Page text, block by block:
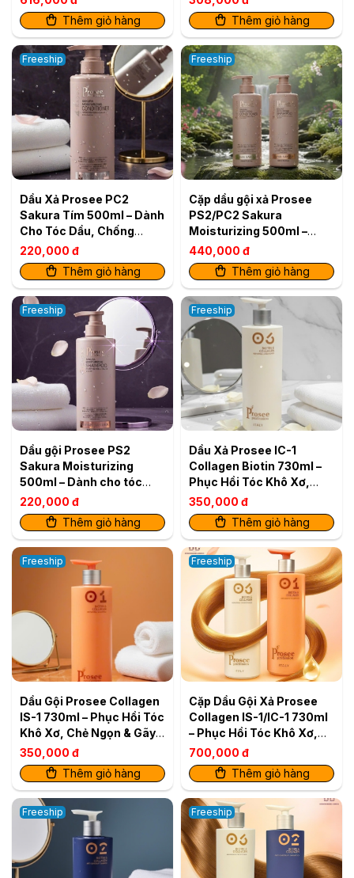
Thêm giỏ hàng
Thêm giỏ hàng
Freeship
Dầu Xả Prosee PC2
Sakura Tím 500ml – Dành
Cho Tóc Dầu, Chống
Rụng Tóc
220,000 đ
Thêm giỏ hàng
Freeship
Cặp dầu gội xả Prosee
PS2/PC2 Sakura
Moisturizing 500ml –
Dành cho tóc dầu, ngăn
rụng & dưỡng ẩm
440,000 đ
Thêm giỏ hàng
Freeship
Dầu gội Prosee PS2
Sakura Moisturizing
500ml – Dành cho tóc
dầu, ngăn rụng & dưỡng
ẩm
220,000 đ
Thêm giỏ hàng
Freeship
Dầu Xả Prosee IC-1
Collagen Biotin 730ml –
Phục Hồi Tóc Khô Xơ,
Giảm Gãy Rụng
350,000 đ
Thêm giỏ hàng
Freeship
Dầu Gội Prosee Collagen
IS-1 730ml – Phục Hồi Tóc
Khô Xơ, Chẻ Ngọn & Gãy
Rụng
350,000 đ
Thêm giỏ hàng
Freeship
Cặp Dầu Gội Xả Prosee
Collagen IS-1/IC-1 730ml
– Phục Hồi Tóc Khô Xơ,
Chẻ Ngọn & Gãy Rụng
700,000 đ
Thêm giỏ hàng
Freeship Freeship